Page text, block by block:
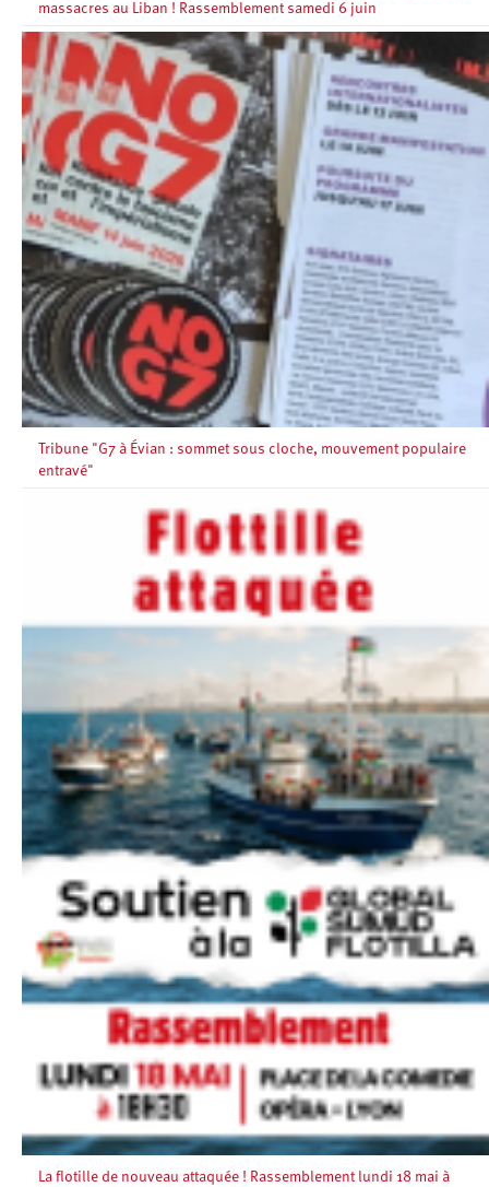
massacres au Liban ! Rassemblement samedi 6 juin
Tribune "G7 à Évian : sommet sous cloche, mouvement populaire
entravé"
La flotille de nouveau attaquée ! Rassemblement lundi 18 mai à